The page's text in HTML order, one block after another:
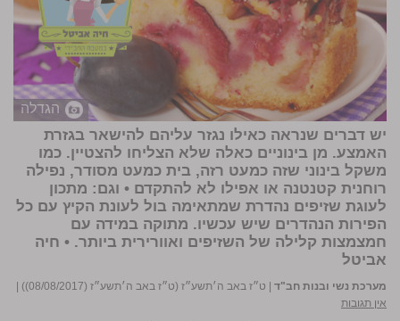
הגדלה
יש דברים שנראה כאילו נגזר עליהם להישאר בגזרת
האמצע. מן בינוניים כאלה שלא הצליחו להצטיין. כמו
משקל בינוני שזה כמעט רזה, בית כמעט מסודר, נפילה
רוחנית קטנטנה או אפילו לא להתקדם • וגם: מתכון
לעוגת שזיפים נהדרת שמתאימה בול לעונת הקיץ עם כל
הפירות הנהדרים שיש עכשיו. מתוקה במידה עם
חמצמצות קלילה של השזיפים ואוורירית ביותר. • חיה
אביטל
מערכת נשי ובנות חב"ד ט״ז באב ה׳תשע״ז (ט״ז באב ה׳תשע״ז (08/08/2017))
אין תגובות